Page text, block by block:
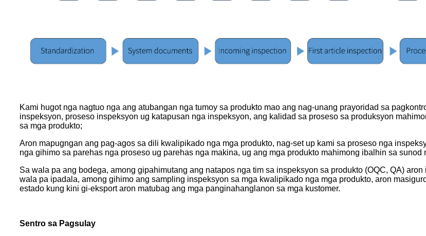
Kami hugot nga nagtuo nga ang atubangan nga tumoy sa produkto mao ang nag-unang prayoridad sa
inspeksyon, proseso inspeksyon ug katapusan nga inspeksyon, ang kalidad sa proseso sa produksyon
sa mga produkto;
Aron mapugngan ang pag-agos sa dili kwalipikado nga mga produkto, nag-set up kami sa proseso nga
nga gihimo sa parehas nga proseso ug parehas nga makina, ug ang mga produkto mahimong ibalhin sa
Sa wala pa ang bodega, among gipahimutang ang natapos nga tim sa inspeksyon sa produkto (OQC, QA)
wala pa ipadala, among gihimo ang sampling inspeksyon sa mga kwalipikado nga mga produkto, aron
estado kung kini gi-eksport aron matubag ang mga panginahanglanon sa mga kustomer.
Sentro sa Pagsulay